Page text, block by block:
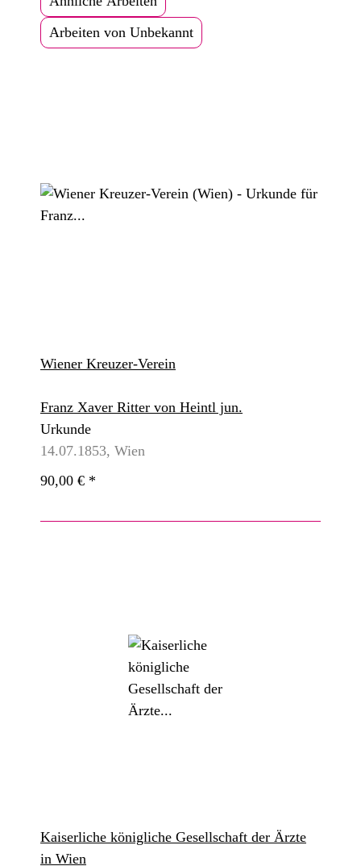
Arbeiten von Unbekannt
Wiener Kreuzer-Verein
Franz Xaver Ritter von Heintl jun.
Urkunde
14.07.1853, Wien
90,00 € *
Kaiserliche königliche Gesellschaft der Ärzte
in Wien